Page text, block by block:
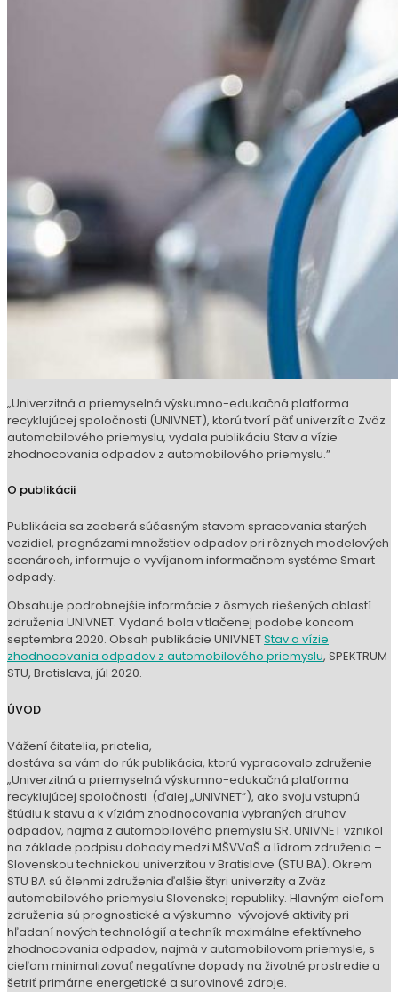
„Univerzitná a priemyselná výskumno-edukačná platforma
recyklujúcej spoločnosti (UNIVNET), ktorú tvorí päť univerzít a Zväz
automobilového priemyslu, vydala publikáciu Stav a vízie
zhodnocovania odpadov z automobilového priemyslu.”
O publikácii
Publikácia sa zaoberá súčasným stavom spracovania starých
vozidiel, prognózami množstiev odpadov pri rôznych modelových
scenároch, informuje o vyvíjanom informačnom systéme Smart
odpady.
Obsahuje podrobnejšie informácie z ôsmych riešených oblastí
združenia UNIVNET. Vydaná bola v tlačenej podobe koncom
septembra 2020. Obsah publikácie UNIVNETStav a vízie
zhodnocovania odpadov z automobilového priemyslu, SPEKTRUM
STU, Bratislava, júl 2020.
ÚVOD
Vážení čitatelia, priatelia,
dostáva sa vám do rúk publikácia, ktorú vypracovalo združenie
„Univerzitná a priemyselná výskumno-edukačná platforma
recyklujúcej spoločnosti (ďalej „UNIVNET“), ako svoju vstupnú
štúdiu k stavu a k víziám zhodnocovania vybraných druhov
odpadov, najmä z automobilového priemyslu SR. UNIVNET vznikol
na základe podpisu dohody medzi MŠVVaŠ a lídrom združenia –
Slovenskou technickou univerzitou v Bratislave (STU BA). Okrem
STU BA sú členmi združenia ďalšie štyri univerzity a Zväz
automobilového priemyslu Slovenskej republiky. Hlavným cieľom
združenia sú prognostické a výskumno-vývojové aktivity pri
hľadaní nových technológií a techník maximálne efektívneho
zhodnocovania odpadov, najmä v automobilovom priemysle, s
cieľom minimalizovať negatívne dopady na životné prostredie a
šetriť primárne energetické a surovinové zdroje.